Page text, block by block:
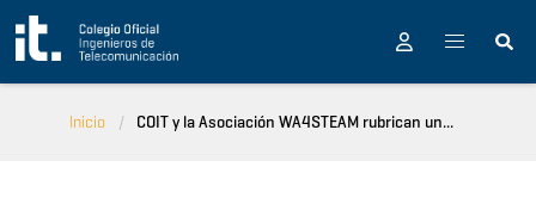
Pasar al contenido principal
Inicio COIT y la Asociación WA4STEAM rubrican un...